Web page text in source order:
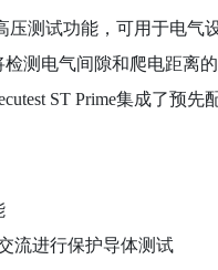
压测试功能，可用于电
测电气间隙和爬电距离
ST Prime集成了预
流进行保护导体测试